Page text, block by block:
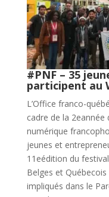
#PNF – 35
participent au
L’Office franco-
cadre de la
numérique
jeunes et
11eédition du
Belges et Québecois
impliqués dans le